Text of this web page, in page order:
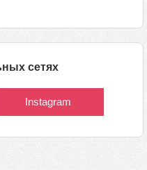
сетях
Instagram